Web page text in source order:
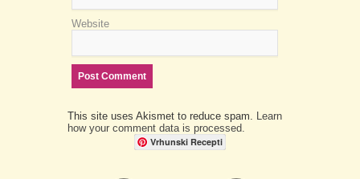
Website
This site uses Akismet to reduce spam. Learn
how your comment data is processed.
Vrhunski Recepti